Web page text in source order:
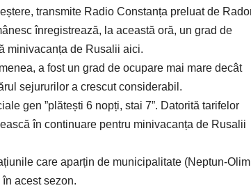
transmite Radio Constanța preluat de
înregistrează, la această oră, un grad de
minivacanța de Rusalii aici.
a fost un grad de ocupare mai mare decât
sejururilor a crescut considerabil.
gen ”plătești 6 nopți, stai 7”. Datorită tarifelor
în continuare pentru minivacanța de Rusalii
care aparțin de municipalitate (Neptun-
acest sezon.